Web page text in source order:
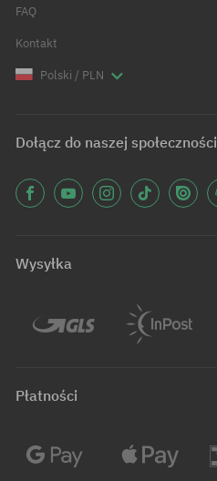
FAQ
Kontakt
Polski / PLN
Dołącz do naszej społeczności
Wysyłka
Płatności